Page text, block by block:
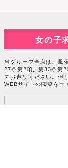
女の子
当グループ全店は、風
27条第2項、第33条第2
てお遊びください。但
WEBサイトの閲覧を固